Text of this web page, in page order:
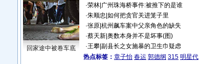
回家途中被卷车底
·荣林| 广州珠海桥事件:被推下的是谁
·朱顺忠 如何把贪官关进笼子里
·张原| 杭州飙车案中父亲角色的缺失
·蔡天新| 奥数本身并不是坏事(图)
·王攀| 副县长之女施暴的卫生巾疑虑
热点标签： 章子怡 春运 郭德纲 315 明星代